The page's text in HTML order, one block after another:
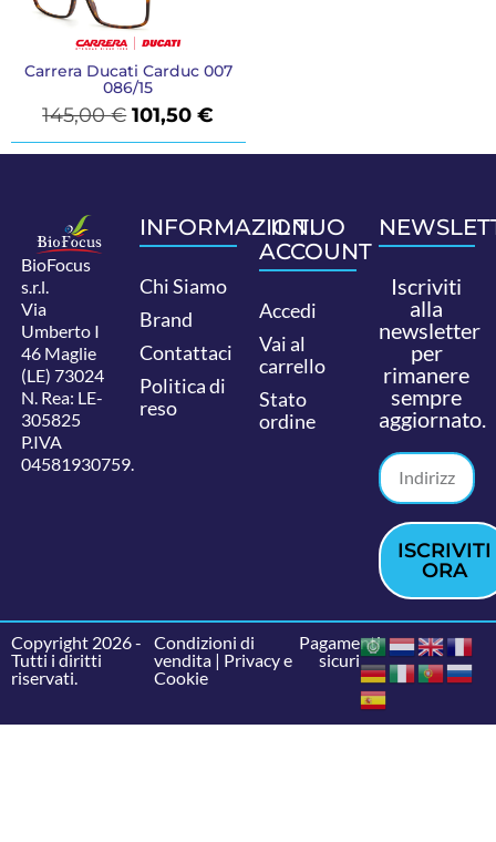
Carrera Ducati Carduc 007
086/15
145,00€ 101,50€
BioFocus
s.r.l.
Via
Umberto I
46 Maglie
(LE) 73024
N. Rea: LE-
305825
P.IVA
04581930759.
INFORMAZIONI
Chi Siamo
Brand
Contattaci
Politica di
reso
IL TUO
ACCOUNT
Accedi
Vai al
carrello
Stato
ordine
Iscriviti
alla
newsletter
per
rimanere
sempre
aggiornato.
ISCRIVITI
ORA
Copyright 2026 -
Tutti i diritti
riservati.
Condizioni di
vendita| Privacy e
Cookie
Pagamenti
sicuri